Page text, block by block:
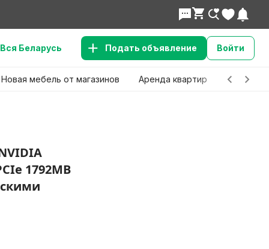
Вся Беларусь Подать объявление Войти
Новая мебель от магазинов Аренда квартир Детские
1792MB